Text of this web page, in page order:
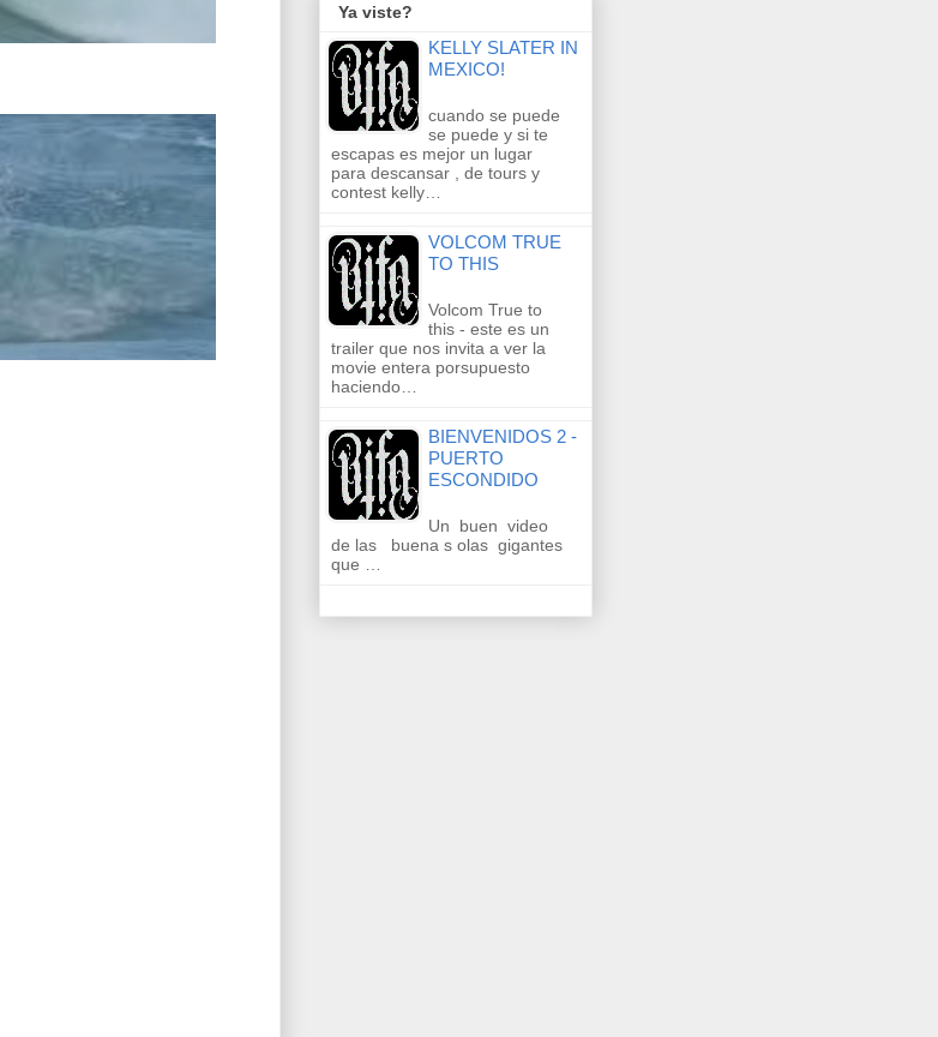
Ya viste?
KELLY SLATER IN
MEXICO!
cuando se puede
se puede y si te
escapas es mejor un lugar
para descansar , de tours y
contest kelly…
VOLCOM TRUE
TO THIS
Volcom True to
this - este es un
trailer que nos invita a ver la
movie entera porsupuesto
haciendo…
BIENVENIDOS 2 -
PUERTO
ESCONDIDO
Un buen video
de las buena s olas gigantes
que …